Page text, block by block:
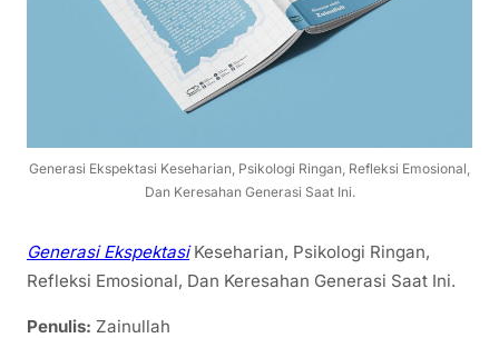
Generasi Ekspektasi Keseharian, Psikologi Ringan, Refleksi Emosional,
Dan Keresahan Generasi Saat Ini.
Generasi Ekspektasi Keseharian, Psikologi Ringan,
Refleksi Emosional, Dan Keresahan Generasi Saat Ini.
Penulis: Zainullah